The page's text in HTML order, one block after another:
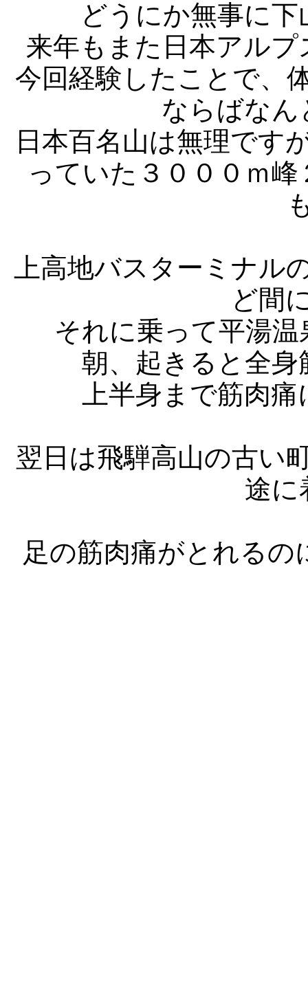
どうにか無事に
来年もまた日本アル
今回経験したことで、
ならばな
日本百名山は無理です
っていた３０００ｍ
上高地バスターミナル
ど間
それに乗って平湯
朝、起きると全
上半身まで筋肉
翌日は飛騨高山の古い
途に
足の筋肉痛がとれる